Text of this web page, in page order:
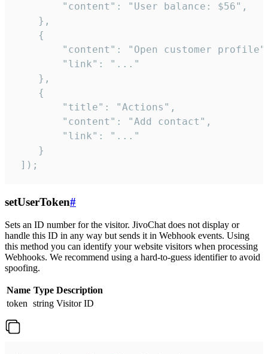
        "content": "User balance: $56",
    },
    {
"content": "Open customer
        "link": "..."
    },
    {
        "title": "Actions",
        "content": "Add contact",
        "link": "..."
    }
]);
setUserToken#
Sets an ID number for the visitor. JivoChat does not display or
handle this ID in any way but sends it in Webhook events. Using
this method you can identify your website visitors when processing
Webhooks. We recommend using a hard-to-guess identifier to avoid
spoofing.
Name Type Description
token string Visitor ID